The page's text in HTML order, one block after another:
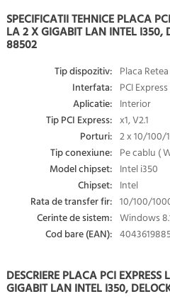
SPECIFICATII TEHNICE PLACA
LA 2 X GIGABIT LAN INTEL I350,
88502
Tip dispozitiv: Placa Retea
Interfata: PCI Express
Aplicatie: Interior
Tip PCI Express: x1, V2.1
Porturi: 2 x 10/
Tip conexiune: Pe cablu (
Model chipset: Intel i350
Chipset: Intel
Rata de transfer fir: 10/100/
Cerinte de sistem: Windows
Cod bare (EAN):
DESCRIERE PLACA PCI EXPRESS
GIGABIT LAN INTEL I350,